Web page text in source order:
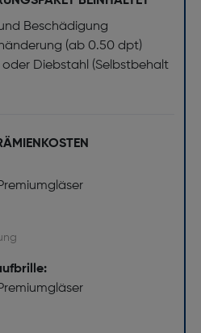
Beschädigung
(ab 0.50 dpt)
oder Diebstahl (Selbstbehalt